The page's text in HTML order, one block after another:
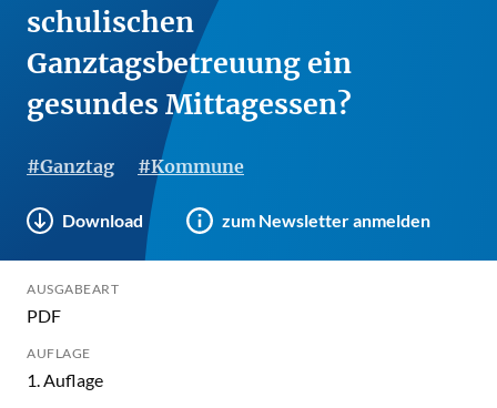
schulischen
Ganztagsbetreuung ein
gesundes Mittagessen?
#Ganztag #Kommune
Download zum Newsletter anmelden
AUSGABEART
PDF
AUFLAGE
1. Auflage